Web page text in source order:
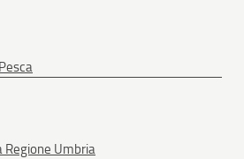
Regione Umbria